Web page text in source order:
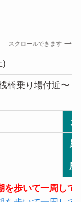
スクロールできます
)
橋乗り場付近〜
累
所
を歩いて一周し